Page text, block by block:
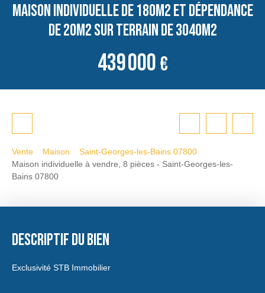
Maison individuelle de 180m2 et dépendance
de 20m2 sur terrain de 3040m2
439 000 €
Vente Maison
Saint-Georges-les-Bains 07800
Maison individuelle à vendre, 8 pièces - Saint-Georges-les-
Bains 07800
Descriptif du bien
Exclusivité STB Immobilier